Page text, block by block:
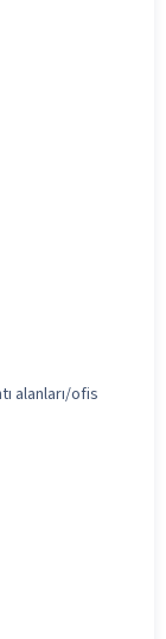
alanları/ofis